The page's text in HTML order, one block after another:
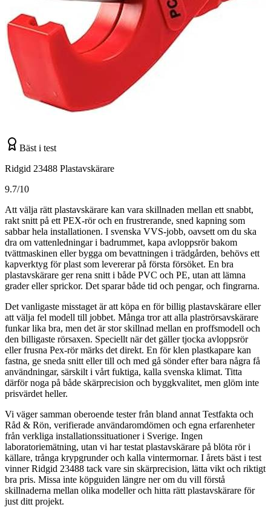
Bäst i test
Ridgid 23488 Plastavskärare
9.7/10
Att välja rätt plastavskärare kan vara skillnaden mellan ett snabbt,
rakt snitt på ett PEX-rör och en frustrerande, sned kapning som
sabbar hela installationen. I svenska VVS-jobb, oavsett om du ska
dra om vattenledningar i badrummet, kapa avloppsrör bakom
tvättmaskinen eller bygga om bevattningen i trädgården, behövs ett
kapverktyg för plast som levererar på första försöket. En bra
plastavskärare ger rena snitt i både PVC och PE, utan att lämna
grader eller sprickor. Det sparar både tid och pengar, och fingrarna.
Det vanligaste misstaget är att köpa en för billig plastavskärare eller
att välja fel modell till jobbet. Många tror att alla plaströrsavskärare
funkar lika bra, men det är stor skillnad mellan en proffsmodell och
den billigaste rörsaxen. Speciellt när det gäller tjocka avloppsrör
eller frusna Pex-rör märks det direkt. En för klen plastkapare kan
fastna, ge sneda snitt eller till och med gå sönder efter bara några få
användningar, särskilt i vårt fuktiga, kalla svenska klimat. Titta
därför noga på både skärprecision och byggkvalitet, men glöm inte
prisvärdet heller.
Vi väger samman oberoende tester från bland annat Testfakta och
Råd & Rön, verifierade användaromdömen och egna erfarenheter
från verkliga installationssituationer i Sverige. Ingen
laboratoriemätning, utan vi har testat plastavskärare på blöta rör i
källare, trånga krypgrunder och kalla vintermornar. I årets bäst i test
vinner Ridgid 23488 tack vare sin skärprecision, lätta vikt och riktigt
bra pris. Missa inte köpguiden längre ner om du vill förstå
skillnaderna mellan olika modeller och hitta rätt plastavskärare för
just ditt projekt.